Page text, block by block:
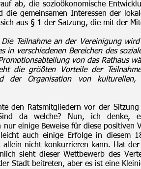
ab, die sozioökonomische
die gemeinsamen Interessen der
aus § 1 der Satzung, die mit der
Die Teilnahme an der Vereinigung
in verschiedenen Bereichen des
von das Rathaus
die größten Vorteile der
der Organisation von kulturellen,
den Ratsmitgliedern vor der
Sind da welche? Nun, ich
nur einige Beweise für diese
auch einige Erfolge in diesem
allein nicht konkurrieren kann. Hat
sieht dieser Wettbewerb des
Stadt beitreten, aber es ist eine